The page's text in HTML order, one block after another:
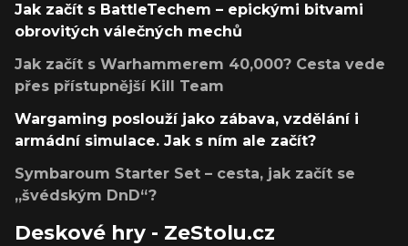
Jak začít s BattleTechem – epickými bitvami
obrovitých válečných mechů
Jak začít s Warhammerem 40,000? Cesta vede
přes přístupnější Kill Team
Wargaming poslouží jako zábava, vzdělání i
armádní simulace. Jak s ním ale začít?
Symbaroum Starter Set – cesta, jak začít se
„švédským DnD“?
Deskové hry - ZeStolu.cz